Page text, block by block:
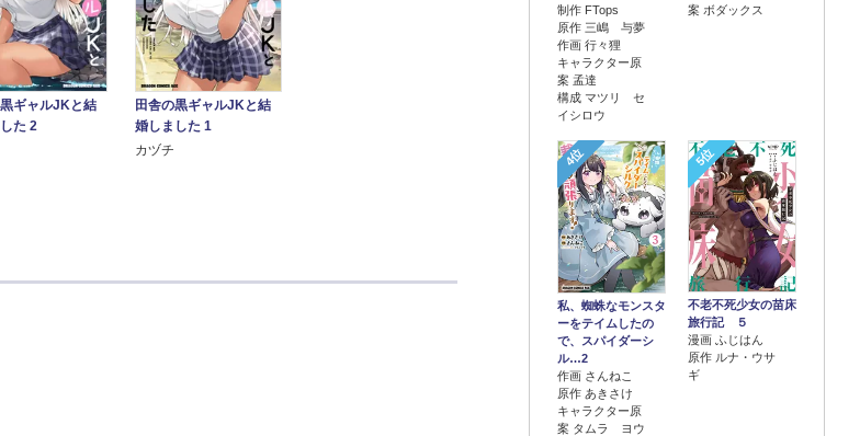
制作 FTops
原作 三嶋 与夢
作画 行々狸
キャラクター原
案 孟達
構成 マツリ セ
イシロウ
案 ボダックス
4位
私、蜘蛛なモンスタ
ーをテイムしたの
で、スパイダーシ
ル…2
作画 さんねこ
原作 あきさけ
キャラクター原
案 タムラ ヨウ
5位
不老不死少女の苗床
旅行記 ５
漫画 ふじはん
原作 ルナ・ウサ
ギ
ギャルJKと結
た 2
田舎の黒ギャルJKと結
婚しました 1
カヅチ